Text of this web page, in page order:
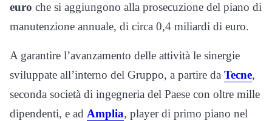
euro che si aggiungono alla prosecuzione del piano di
manutenzione annuale, di circa 0,4 miliardi di euro.
A garantire l’avanzamento delle attività le sinergie
sviluppate all’interno del Gruppo, a partire da Tecne,
seconda società di ingegneria del Paese con oltre mille
dipendenti, e ad Amplia, player di primo piano nel